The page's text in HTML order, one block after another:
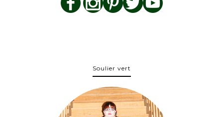
Soulier vert